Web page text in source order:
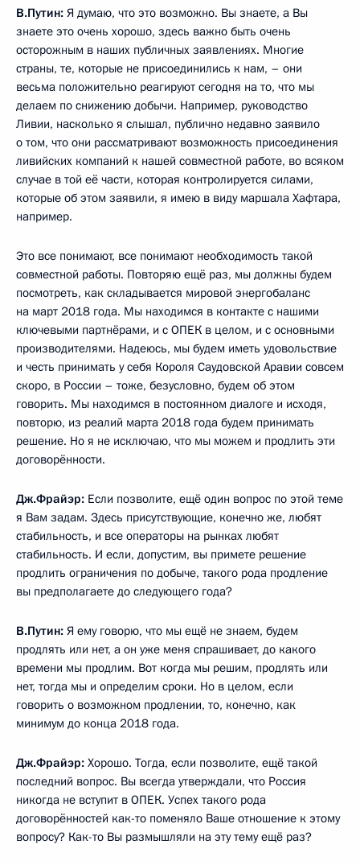
В.Путин: Я думаю, что это возможно. Вы знаете, а Вы
знаете это очень хорошо, здесь важно быть очень
осторожным в наших публичных заявлениях. Многие
страны, те, которые не присоединились к нам, – они
весьма положительно реагируют сегодня на то, что мы
делаем по снижению добычи. Например, руководство
Ливии, насколько я слышал, публично недавно заявило
о том, что они рассматривают возможность присоединения
ливийских компаний к нашей совместной работе, во всяком
случае в той её части, которая контролируется силами,
которые об этом заявили, я имею в виду маршала Хафтара,
например.
Это все понимают, все понимают необходимость такой
совместной работы. Повторяю ещё раз, мы должны будем
посмотреть, как складывается мировой энергобаланс
на март 2018 года. Мы находимся в контакте с нашими
ключевыми партнёрами, и с ОПЕК в целом, и с основными
производителями. Надеюсь, мы будем иметь удовольствие
и честь принимать у себя Короля Саудовской Аравии совсем
скоро, в России – тоже, безусловно, будем об этом
говорить. Мы находимся в постоянном диалоге и исходя,
повторю, из реалий марта 2018 года будем принимать
решение. Но я не исключаю, что мы можем и продлить эти
договорённости.
Дж.Фрайэр: Если позволите, ещё один вопрос по этой теме
я Вам задам. Здесь присутствующие, конечно же, любят
стабильность, и все операторы на рынках любят
стабильность. И если, допустим, вы примете решение
продлить ограничения по добыче, такого рода продление
вы предполагаете до следующего года?
В.Путин: Я ему говорю, что мы ещё не знаем, будем
продлять или нет, а он уже меня спрашивает, до какого
времени мы продлим. Вот когда мы решим, продлять или
нет, тогда мы и определим сроки. Но в целом, если
говорить о возможном продлении, то, конечно, как
минимум до конца 2018 года.
Дж.Фрайэр: Хорошо. Тогда, если позволите, ещё такой
последний вопрос. Вы всегда утверждали, что Россия
никогда не вступит в ОПЕК. Успех такого рода
договорённостей как-то поменяло Ваше отношение к этому
вопросу? Как-то Вы размышляли на эту тему ещё раз?